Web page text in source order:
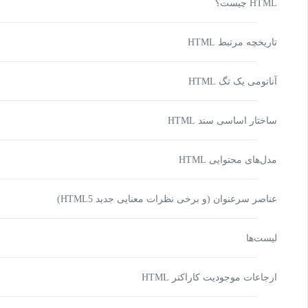
تاریخچه مرتبط HTML
آناتومی یک تگ HTML
ساختار اساسی سند HTML
مدل‌های محتوایی HTML
عناصر سرعنوان (و برخی نظرات معنایی جدید HTML5)
لیست‌ها
ارجاعات موجودیت کاراکتر HTML